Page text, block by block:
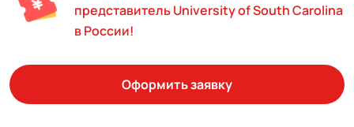
представитель University of South Carolina
в России!
Оформить заявку